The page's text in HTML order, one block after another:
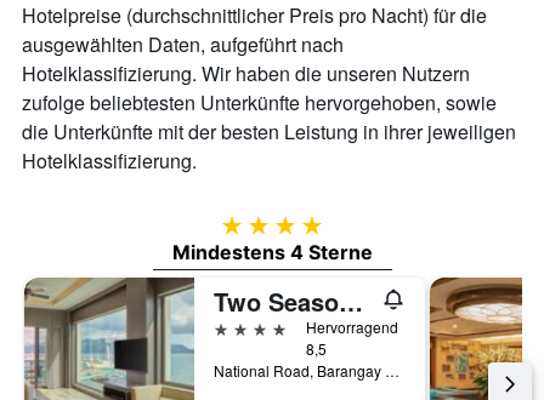
Hotelpreise (durchschnittlicher Preis pro Nacht) für die
ausgewählten Daten, aufgeführt nach
Hotelklassifizierung. Wir haben die unseren Nutzern
zufolge beliebtesten Unterkünfte hervorgehoben, sowie
die Unterkünfte mit der besten Leistung in ihrer jeweiligen
Hotelklassifizierung.
4 Sterne
Mindestens 4 Sterne
Two Seasons Coron Bayside Hotel
4 Sterne
Hervorragend
8,5
National Road, Barangay Tagumpay, Coron, Philippinen